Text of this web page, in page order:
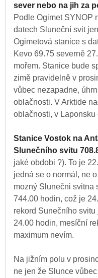
sever nebo na jih za
Podle Ogimet SYNOP
datech Sluneční svit
Ogimetová stanice s
Kevo 69.75 severně
mořem. Stanice bude
zimě pravidelně v
vůbec nezapadne,
oblačnosti. V Arktide
oblačnosti, v Laponsku
Stanice Vostok na
Slunečního svitu
jaké obdobi ?). To je
jedná se o normál, ne
mozný Slunečni svitna
744.00 hodin, což je
rekord Sunečního
24.00 hodin, mesíční
maximum nevím.
Na jižním polu v
ne jen že Slunce